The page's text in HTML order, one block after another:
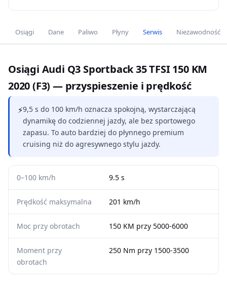
Osiągi Dane Paliwo Płyny Serwis Niezawodność
Osiągi Audi Q3 Sportback 35 TFSI 150 KM
2020 (F3) — przyspieszenie i prędkość
⚡9,5 s do 100 km/h oznacza spokojną, wystarczającą
dynamikę do codziennej jazdy, ale bez sportowego
zapasu. To auto bardziej do płynnego premium
cruising niż do agresywnego stylu jazdy.
0–100 km/h 9.5 s
Prędkość maksymalna 201 km/h
Moc przy obrotach 150 KM przy 5000-6000
Moment przy
obrotach
250 Nm przy 1500-3500